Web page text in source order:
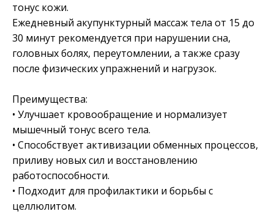
тонус кожи.
Ежедневный акупунктурный массаж тела от 15 до
30 минут рекомендуется при нарушении сна,
головных болях, переутомлении, а также сразу
после физических упражнений и нагрузок.
Преимущества:
• Улучшает кровообращение и нормализует
мышечный тонус всего тела.
• Способствует активизации обменных процессов,
приливу новых сил и восстановлению
работоспособности.
• Подходит для профилактики и борьбы с
целлюлитом.